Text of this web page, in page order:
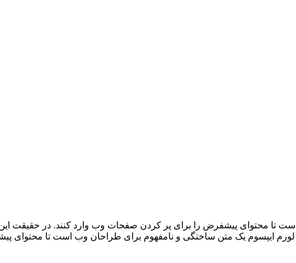
است تا محتوای پیشفرض را برای پر کردن صفحات وب وارد کنند. در حقیقت
لورم ایپسوم یک متن ساختگی و نامفهوم برای طراحان وب است تا